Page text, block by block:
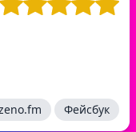
Фейсбук